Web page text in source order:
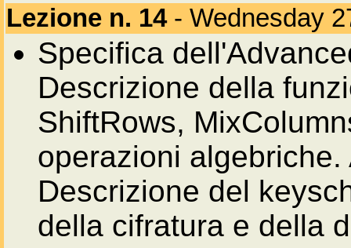
Lezione n. 14- Wednesday
Specifica
Descrizione della
ShiftRows,
operazioni
Descrizione del
della cifratura e della